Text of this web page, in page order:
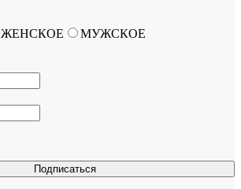
Подписаться
ЖЕНСКОЕ МУЖСКОЕ